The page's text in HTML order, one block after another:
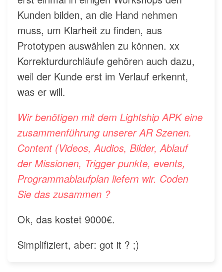
Kunden bilden, an die Hand nehmen
muss, um Klarheit zu finden, aus
Prototypen auswählen zu können. xx
Korrekturdurchläufe gehören auch dazu,
weil der Kunde erst im Verlauf erkennt,
was er will.
Wir benötigen mit dem Lightship APK eine
zusammenführung unserer AR Szenen.
Content (Videos, Audios, Bilder, Ablauf
der Missionen, Trigger punkte, events,
Programmablaufplan liefern wir. Coden
Sie das zusammen ?
Ok, das kostet 9000€.
Simplifiziert, aber: got it ? ;)